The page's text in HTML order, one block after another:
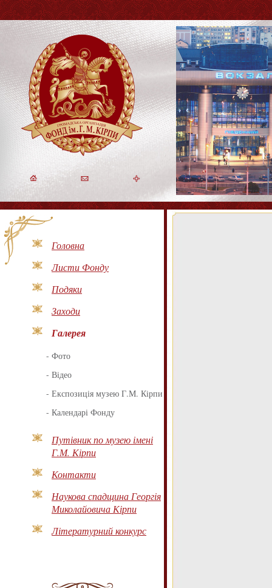
Головна
Листи Фонду
Подяки
Заходи
Галерея
- Фото
- Відео
- Експозиція музею Г.М. Кірпи
- Календарі Фонду
Путівник по музею імені
Г.М. Кірпи
Контакти
Наукова спадщина Георгія
Миколайовича Кірпи
Літературний конкурс